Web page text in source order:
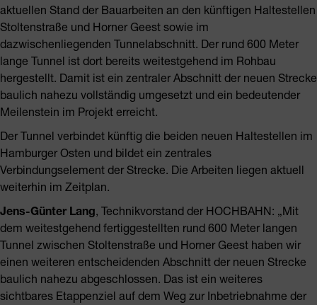
aktuellen Stand der Bauarbeiten an den künftigen Haltestellen
Stoltenstraße und Horner Geest sowie im
dazwischenliegenden Tunnelabschnitt. Der rund 600 Meter
lange Tunnel ist dort bereits weitestgehend im Rohbau
hergestellt. Damit ist ein zentraler Abschnitt der neuen Strecke
baulich nahezu vollständig umgesetzt und ein bedeutender
Meilenstein im Projekt erreicht.
Der Tunnel verbindet künftig die beiden neuen Haltestellen im
Hamburger Osten und bildet ein zentrales
Verbindungselement der Strecke. Die Arbeiten liegen aktuell
weiterhin im Zeitplan.
Jens-Günter Lang, Technikvorstand der HOCHBAHN: „Mit
dem weitestgehend fertiggestellten rund 600 Meter langen
Tunnel zwischen Stoltenstraße und Horner Geest haben wir
einen weiteren entscheidenden Abschnitt der neuen Strecke
baulich nahezu abgeschlossen. Das ist ein weiteres
sichtbares Etappenziel auf dem Weg zur Inbetriebnahme der